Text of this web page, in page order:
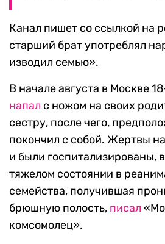
Канал пишет со ссылкой на
старший брат употреблял
изводил семью».
В начале августа в Москве
напал с ножом на своих
сестру, после чего,
покончил с собой. Жертвы
и были госпитализированы,
тяжелом состоянии в
семейства, получившая
брюшную полость, писал
комсомолец».